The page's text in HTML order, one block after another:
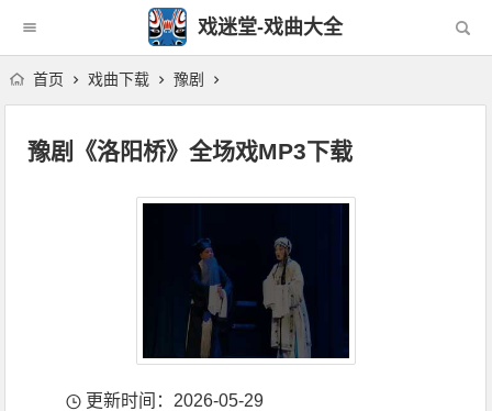
戏迷堂-戏曲大全
首页 戏曲下载 豫剧
豫剧《洛阳桥》全场戏MP3下载
更新时间：2026-05-29